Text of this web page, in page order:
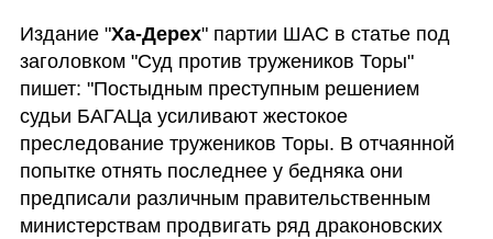
Издание "Ха-Дерех" партии ШАС в статье под
заголовком "Суд против тружеников Торы"
пишет: "Постыдным преступным решением
судьи БАГАЦа усиливают жестокое
преследование тружеников Торы. В отчаянной
попытке отнять последнее у бедняка они
предписали различным правительственным
министерствам продвигать ряд драконовских